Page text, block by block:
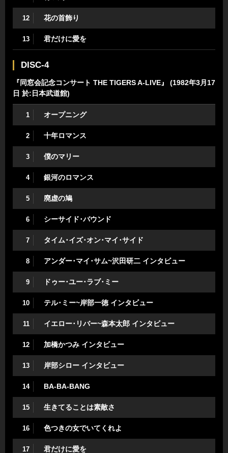
12 花の首飾り
13 君だけに愛を
DISC-4
『同窓会記念コンサート THE TIGERS A-LIVE』 (1982年3月17
日 於:日本武道館)
1 オープニング
2 十年ロマンス
3 僕のマリー
4 銀河のロマンス
5 廃虚の鳩
6 シーサイド･バウンド
7 タイム･イズ･オン･マイ･サイド
8 アンダー･マイ･サム~沢田研二 インタビュー
9 ドゥー･ユー･ラブ･ミー
10 テル･ミー~岸部一徳 インタビュー
11 イエロー･リバー~森本太郎 インタビュー
12 加橋かつみ インタビュー
13 岸部シロー インタビュー
14 BA-BA-BANG
15 生きてることは素敵さ
16 色つきの女でいてくれよ
17 君だけに愛を